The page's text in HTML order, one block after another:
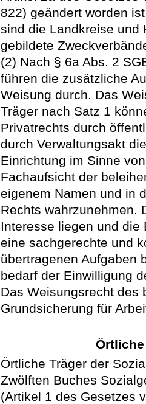
822) geändert worden
sind die Landkreise und
gebildete
(2) Nach § 6a Abs. 2
führen die zusätzliche
Weisung durch. Das
Träger nach Satz 1
Privatrechts durch
durch Verwaltungsakt
Einrichtung im Sinne
Fachaufsicht der
eigenem Namen und in
Rechts wahrzunehmen.
Interesse liegen und die
eine sachgerechte und
übertragenen Aufgaben
bedarf der Einwilligung
Das Weisungsrecht des
Grundsicherung für
Örtliche Träger der
Zwölften Buches
(Artikel 1 des Gesetzes